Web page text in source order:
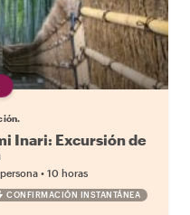
Inari: Excursión de
• 10 horas
CONFIRMACIÓN INSTANTÁNEA